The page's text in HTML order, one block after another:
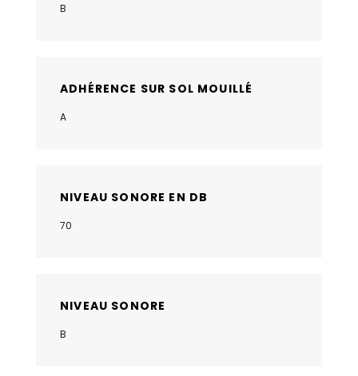
B
ADHÉRENCE SUR SOL MOUILLÉ
A
NIVEAU SONORE EN DB
70
NIVEAU SONORE
B